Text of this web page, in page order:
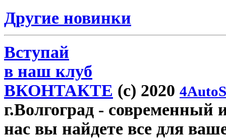
Другие новинки
Вступай
в наш клуб
ВКОНТАКТЕ (c) 2020
г.Волгоград - современный
нас вы найдете все для